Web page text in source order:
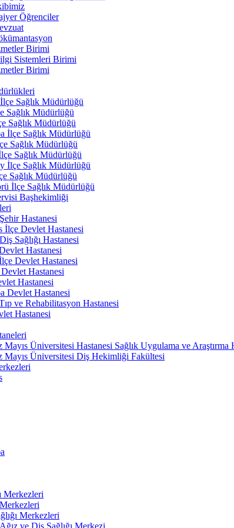
Öğrenciler
Birimi
Sistemleri Birimi
Birimi
Sağlık Müdürlüğü
Sağlık Müdürlüğü
Sağlık Müdürlüğü
İlçe Sağlık Müdürlüğü
Sağlık Müdürlüğü
Sağlık Müdürlüğü
İlçe Sağlık Müdürlüğü
Sağlık Müdürlüğü
İlçe Sağlık Müdürlüğü
Başhekimliği
Hastanesi
İlçe Devlet Hastanesi
Sağlığı Hastanesi
Hastanesi
Devlet Hastanesi
Hastanesi
Hastanesi
Devlet Hastanesi
ve Rehabilitasyon Hastanesi
Hastanesi
Mayıs Üniversitesi Hastanesi Sağlık Uygulama ve Araştırma
Mayıs Üniversitesi Diş Hekimliği Fakültesi
Merkezleri
Merkezleri
ve Diş Sağlığı Merkezi